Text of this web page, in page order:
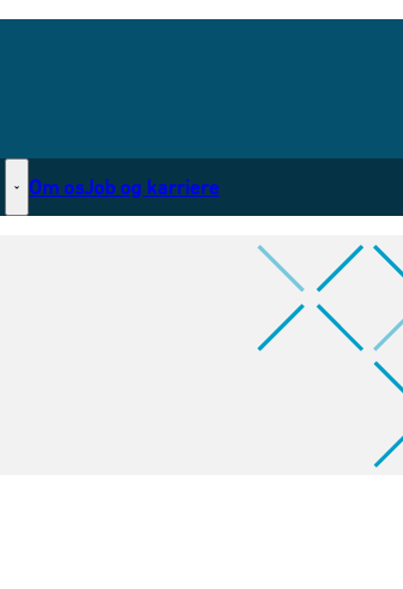
Statsborgerskab - Flere links
Om osJob og karriere